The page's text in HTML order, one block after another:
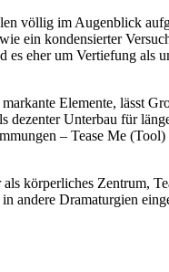
völlig im Augenblick
ein kondensierter
es eher um Vertiefung als
Elemente, lässt
dezenter Unterbau für
– Tease Me
körperliches Zentrum,
andere Dramaturgien